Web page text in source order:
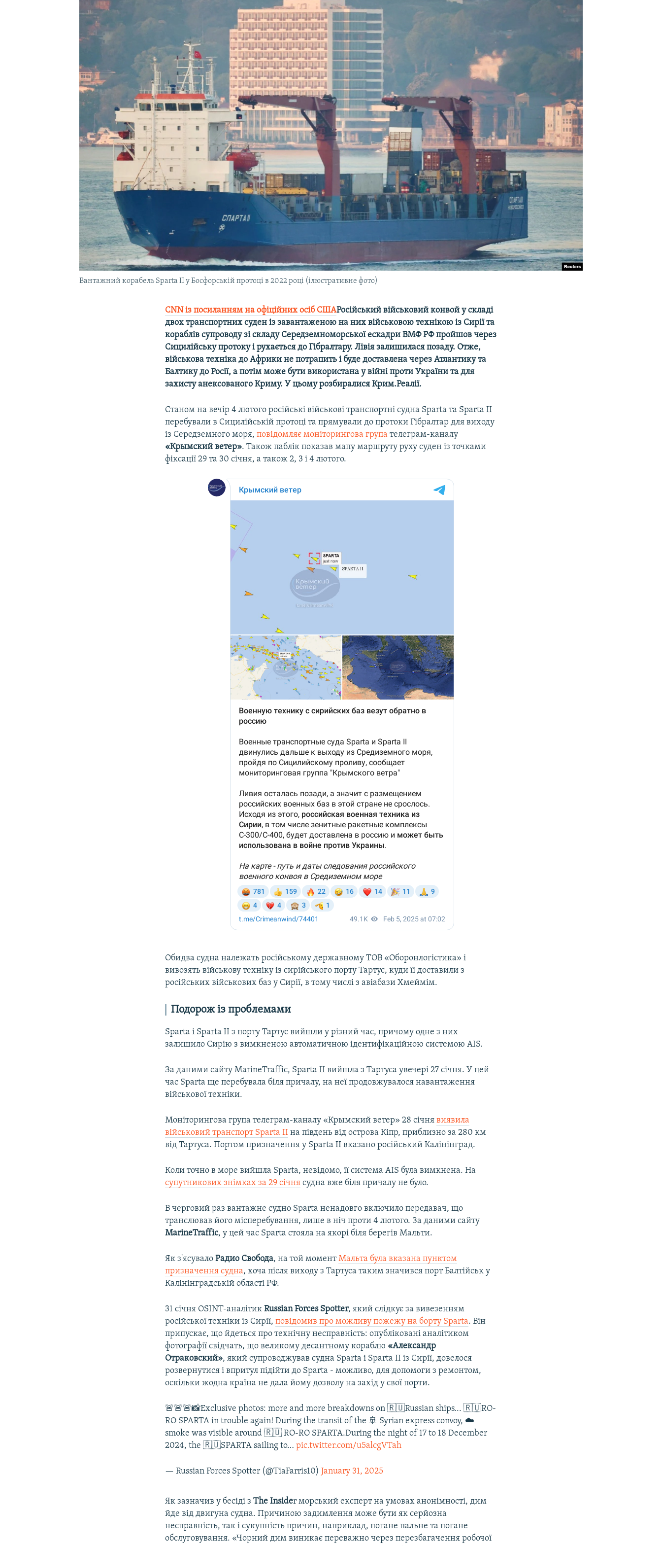
УКРАЇНСЬКА ПРОБЛЕМА КРИМУ
Вантажний корабель Sparta II у Босфорській протоці в 2022 році (ілюстративне фото)
CNN із посиланням на офіційних осіб СШАРосійський військовий конвой у складі
двох транспортних суден із завантаженою на них військовою технікою із Сирії та
кораблів супроводу зі складу Середземноморської ескадри ВМФ РФ пройшов через
Сицилійську протоку і рухається до Гібралтару. Лівія залишилася позаду. Отже,
військова техніка до Африки не потрапить і буде доставлена через Атлантику та
Балтику до Росії, а потім може бути використана у війні проти України та для
захисту анексованого Криму. У цьому розбиралися Крим.Реалії.
Станом на вечір 4 лютого російські військові транспортні судна Sparta та Sparta II
перебували в Сицилійській протоці та прямували до протоки Гібралтар для виходу
із Середземного моря,повідомляє моніторингова група телеграм-каналу
«Крымский ветер». Також паблік показав мапу маршруту руху суден із точками
фіксації 29 та 30 січня, а також 2, 3 і 4 лютого.
Обидва судна належать російському державному ТОВ «Оборонлогістика» і
вивозять військову техніку із сирійського порту Тартус, куди її доставили з
російських військових баз у Сирії, в тому числі з авіабази Хмеймім.
Подорож із проблемами
Sparta і Sparta II з порту Тартус вийшли у різний час, причому одне з них
залишило Сирію з вимкненою автоматичною ідентифікаційною системою AIS.
За даними сайту MarineTraffic, Sparta II вийшла з Тартуса увечері 27 січня. У цей
час Sparta ще перебувала біля причалу, на неї продовжувалося навантаження
військової техніки.
Моніторингова група телеграм-каналу «Крымский ветер» 28 січнявиявила
військовий транспорт Sparta II на південь від острова Кіпр, приблизно за 280 км
від Тартуса. Портом призначення у Sparta II вказано російський Калінінград.
Коли точно в море вийшла Sparta, невідомо, її система AIS була вимкнена. На
супутникових знімках за 29 січня судна вже біля причалу не було.
В черговий раз вантажне судно Sparta ненадовго включило передавач, що
транслював його місперебування, лише в ніч проти 4 лютого. За даними сайту
MarineTraffic, у цей час Sparta стояла на якорі біля берегів Мальти.
Як з'ясувалоРадио Свобода, на той моментМальта була вказана пунктом
призначення судна, хоча після виходу з Тартуса таким значився порт Балтійськ у
Калінінградській області РФ.
31 січня OSINT-аналітикRussian Forces Spotter, який слідкує за вивезенням
російської техніки із Сирії,повідомив про можливу пожежу на борту Sparta. Він
припускає, що йдеться про технічну несправність: опубліковані аналітиком
фотографії свідчать, що великому десантному кораблю «Александр
Отраковский», який супроводжував судна Sparta і Sparta II із Сирії, довелося
розвернутися і впритул підійти до Sparta - можливо, для допомоги з ремонтом,
оскільки жодна країна не дала йому дозволу на захід у свої порти.
🚨🚨🚨📸Exclusive photos: more and more breakdowns on 🇷🇺Russian ships... 🇷🇺RO-
RO SPARTA in trouble again! During the transit of the 🚢 Syrian express convoy, ☁️
smoke was visible around 🇷🇺 RO-RO SPARTA.During the night of 17 to 18 December
2024, the 🇷🇺SPARTA sailing to…pic.twitter.com/u5alcgVTah
— Russian Forces Spotter (@TiaFarris10)January 31, 2025
Як зазначив у бесіді зThe Insider морський експерт на умовах анонімності, дим
йде від двигуна судна. Причиною задимлення може бути як серйозна
несправність, так і сукупність причин, наприклад, погане пальне та погане
обслуговування. «Чорний дим виникає переважно через перезбагачення робочої